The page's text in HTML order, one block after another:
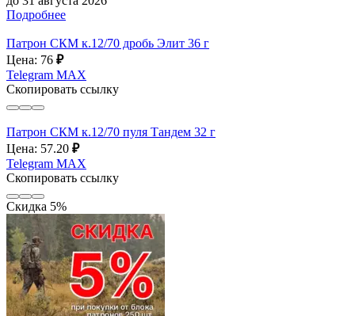
Подробнее
Патрон СКМ к.12/70 дробь Элит 36 г
Цена: 76 ₽
Telegram MAX
Скопировать ссылку
Патрон СКМ к.12/70 пуля Тандем 32 г
Цена: 57.20 ₽
Telegram MAX
Скопировать ссылку
Скидка 5%